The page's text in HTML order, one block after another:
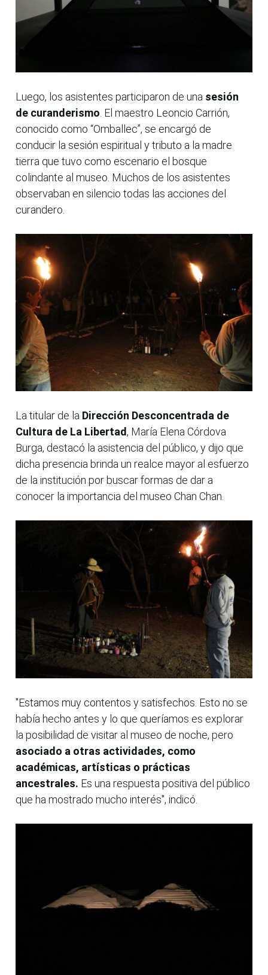
Luego, los asistentes participaron de una sesión
de curanderismo . El maestro Leoncio Carrión,
conocido como “Omballec”, se encargó de
conducir la sesión espiritual y tributo a la madre
tierra que tuvo como escenario el bosque
colindante al museo. Muchos de los asistentes
observaban en silencio todas las acciones del
curandero.
La titular de la Dirección Desconcentrada de
Cultura de La Libertad, María Elena Córdova
Burga, destacó la asistencia del público, y dijo que
dicha presencia brinda un realce mayor al esfuerzo
de la institución por buscar formas de dar a
conocer la importancia del museo Chan Chan.
"Estamos muy contentos y satisfechos. Esto no se
había hecho antes y lo que queríamos es explorar
la posibilidad de visitar al museo de noche, pero
asociado a otras actividades, como
académicas, artísticas o prácticas
ancestrales. Es una respuesta positiva del público
que ha mostrado mucho interés", indicó.